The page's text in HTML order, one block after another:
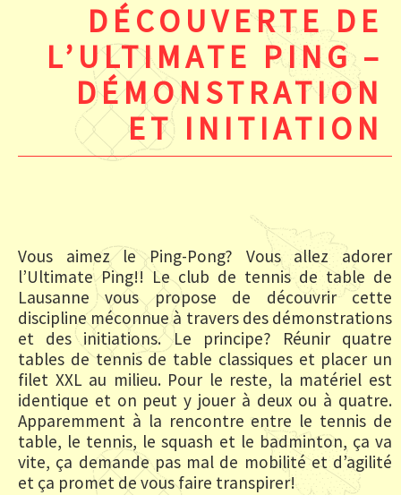
DÉCOUVERTE DE
L’ULTIMATE PING –
DÉMONSTRATION
ET INITIATION
Vous aimez le Ping-Pong? Vous allez adorer
l’Ultimate Ping!! Le club de tennis de table de
Lausanne vous propose de découvrir cette
discipline méconnue à travers des démonstrations
et des initiations. Le principe? Réunir quatre
tables de tennis de table classiques et placer un
filet XXL au milieu. Pour le reste, la matériel est
identique et on peut y jouer à deux ou à quatre.
Apparemment à la rencontre entre le tennis de
table, le tennis, le squash et le badminton, ça va
vite, ça demande pas mal de mobilité et d’agilité
et ça promet de vous faire transpirer!